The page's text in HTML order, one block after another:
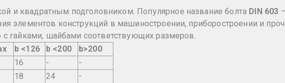
и квадратным подголовником. Популярное название болта DIN 603
элементов конструкций в машиностроении, приборостроении и
с гайками, шайбами соответствующих размеров.
b <126 b <200
b>200
16 -
-
18 24
-